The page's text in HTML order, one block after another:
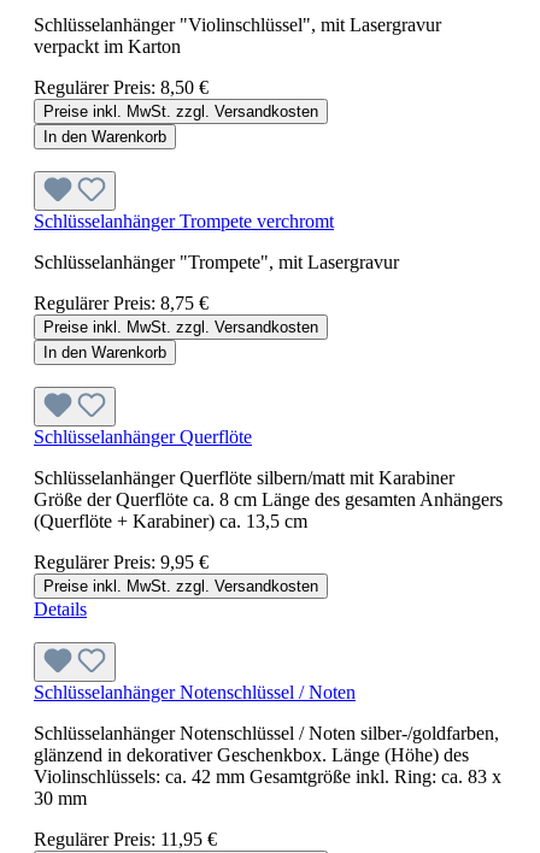
Schlüsselanhänger "Violinschlüssel", mit Lasergravur
verpackt im Karton
Regulärer Preis: 8,50 €
Preise inkl. MwSt. zzgl. Versandkosten
In den Warenkorb
Schlüsselanhänger Trompete verchromt
Schlüsselanhänger "Trompete", mit Lasergravur
Regulärer Preis: 8,75 €
Preise inkl. MwSt. zzgl. Versandkosten
In den Warenkorb
Schlüsselanhänger Querflöte
Schlüsselanhänger Querflöte silbern/matt mit Karabiner
Größe der Querflöte ca. 8 cm Länge des gesamten Anhängers
(Querflöte + Karabiner) ca. 13,5 cm
Regulärer Preis: 9,95 €
Preise inkl. MwSt. zzgl. Versandkosten
Details
Schlüsselanhänger Notenschlüssel / Noten
Schlüsselanhänger Notenschlüssel / Noten silber-/goldfarben,
glänzend in dekorativer Geschenkbox. Länge (Höhe) des
Violinschlüssels: ca. 42 mm Gesamtgröße inkl. Ring: ca. 83 x
30 mm
Regulärer Preis: 11,95 €